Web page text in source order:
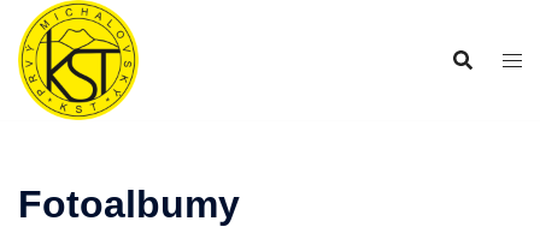
Preskočiť
obsah
Fotoalbumy